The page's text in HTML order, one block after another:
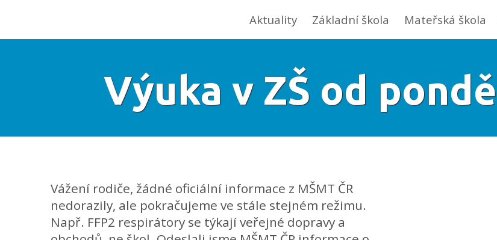
Aktuality Základní škola Mateřská škola
Výuka v ZŠ od
Vážení rodiče, žádné oficiální informace z MŠMT ČR
nedorazily, ale pokračujeme ve stále stejném režimu.
Např. FFP2 respirátory se týkají veřejné dopravy a